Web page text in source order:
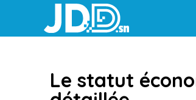
Le statut